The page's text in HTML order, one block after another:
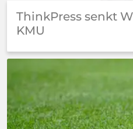
ThinkPress senkt
KMU